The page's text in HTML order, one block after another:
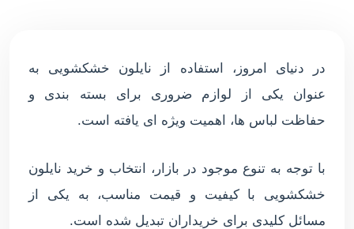
در دنیای امروز، استفاده از نایلون خشکشویی به
عنوان یکی از لوازم ضروری برای بسته بندی و
حفاظت لباس ها، اهمیت ویژه ای یافته است.
با توجه به تنوع موجود در بازار، انتخاب و خرید نایلون
خشکشویی با کیفیت و قیمت مناسب، به یکی از
مسائل کلیدی برای خریداران تبدیل شده است.